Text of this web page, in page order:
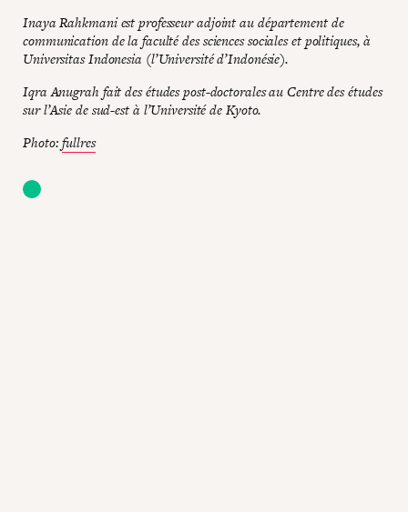
Inaya Rahkmani est professeur adjoint au département de
communication de la faculté des sciences sociales et politiques, à
Universitas Indonesia (l’Université d’Indonésie).
Iqra Anugrah fait des études post-doctorales au Centre des études
sur l’Asie de sud-est à l’Université de Kyoto.
Photo:fullres